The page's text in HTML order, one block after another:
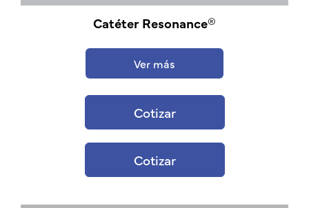
Catéter Resonance®
Ver más
Cotizar
Cotizar